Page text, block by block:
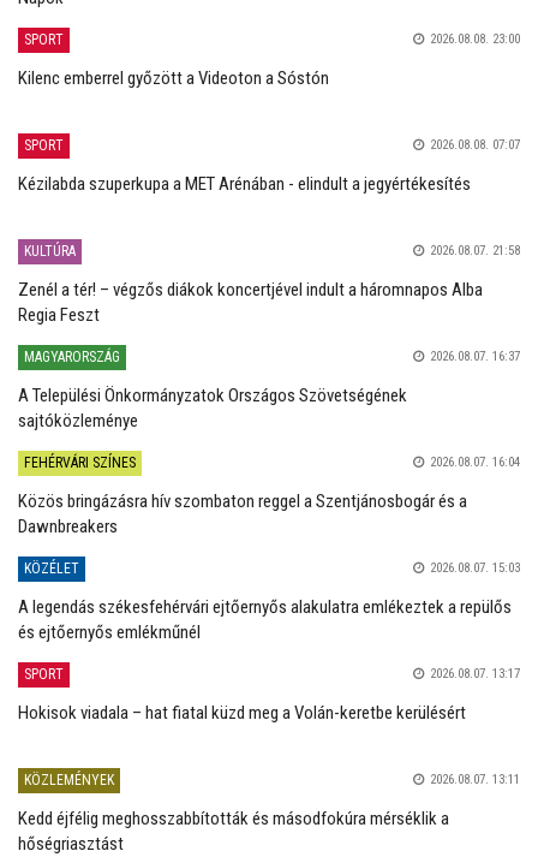
SPORT 2026.08.08. 23:00
Kilenc emberrel győzött a Videoton a Sóstón
SPORT 2026.08.08. 07:07
Kézilabda szuperkupa a MET Arénában - elindult a jegyértékesítés
KULTÚRA 2026.08.07. 21:58
Zenél a tér! – végzős diákok koncertjével indult a háromnapos Alba
Regia Feszt
MAGYARORSZÁG 2026.08.07. 16:37
A Települési Önkormányzatok Országos Szövetségének
sajtóközleménye
FEHÉRVÁRI SZÍNES 2026.08.07. 16:04
Közös bringázásra hív szombaton reggel a Szentjánosbogár és a
Dawnbreakers
KÖZÉLET 2026.08.07. 15:03
A legendás székesfehérvári ejtőernyős alakulatra emlékeztek a repülős
és ejtőernyős emlékműnél
SPORT 2026.08.07. 13:17
Hokisok viadala – hat fiatal küzd meg a Volán-keretbe kerülésért
KÖZLEMÉNYEK 2026.08.07. 13:11
Kedd éjfélig meghosszabbították és másodfokúra mérséklik a
hőségriasztást